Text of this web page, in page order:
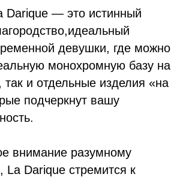
Darique — это истинный
девушки, где можно
монохромную базу на
и отдельные изделия «на
подчеркнут вашу
внимание разумному
La Darique стремится к